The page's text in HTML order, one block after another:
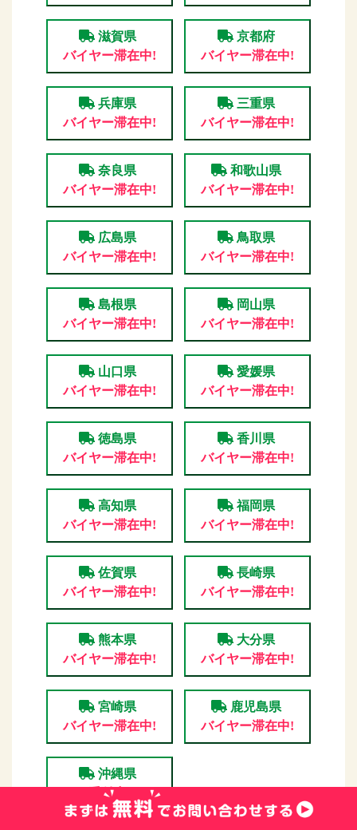
滋賀県
バイヤー滞在中!
京都府
バイヤー滞在中!
兵庫県
バイヤー滞在中!
三重県
バイヤー滞在中!
奈良県
バイヤー滞在中!
和歌山県
バイヤー滞在中!
広島県
バイヤー滞在中!
鳥取県
バイヤー滞在中!
島根県
バイヤー滞在中!
岡山県
バイヤー滞在中!
山口県
バイヤー滞在中!
愛媛県
バイヤー滞在中!
徳島県
バイヤー滞在中!
香川県
バイヤー滞在中!
高知県
バイヤー滞在中!
福岡県
バイヤー滞在中!
佐賀県
バイヤー滞在中!
長崎県
バイヤー滞在中!
熊本県
バイヤー滞在中!
大分県
バイヤー滞在中!
宮崎県
バイヤー滞在中!
鹿児島県
バイヤー滞在中!
沖縄県
受付中!